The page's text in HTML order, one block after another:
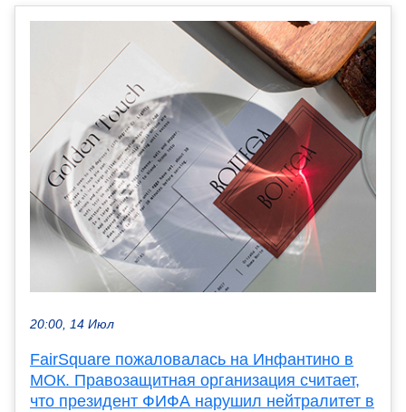
20:00, 14 Июл
FairSquare пожаловалась на Инфантино в
МОК. Правозащитная организация считает,
что президент ФИФА нарушил нейтралитет в